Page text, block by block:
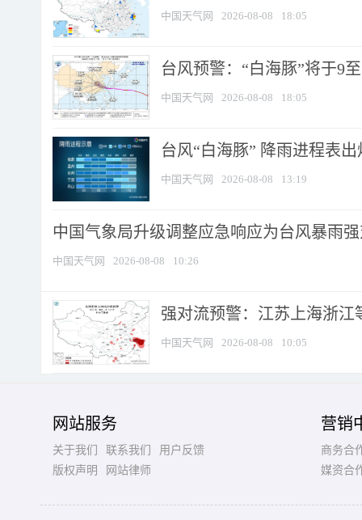
中国天气网 2026-08-08 18:05
台风预警：“白海豚”将于9
中国天气网 2026-08-08 18:05
台风“白海豚” 降雨进程表
中国天气网 2026-08-08 13:19
中国气象局升级调整应急响应为台风暴雨
中国天气网 2026-08-08 10:26
强对流预警：江苏上海浙江
中国天气网 2026-08-08 10:05
网站服务
关于我们 联系我们
用户反馈
版权声明
网站律师
营销
商务合
媒资合